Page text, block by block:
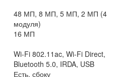
48 МП, 8 МП, 5 МП, 2 МП (4
модуля)
16 МП
Wi-Fi 802.11ac, Wi-Fi Direct,
Bluetooth 5.0, IRDA, USB
Есть, сбоку